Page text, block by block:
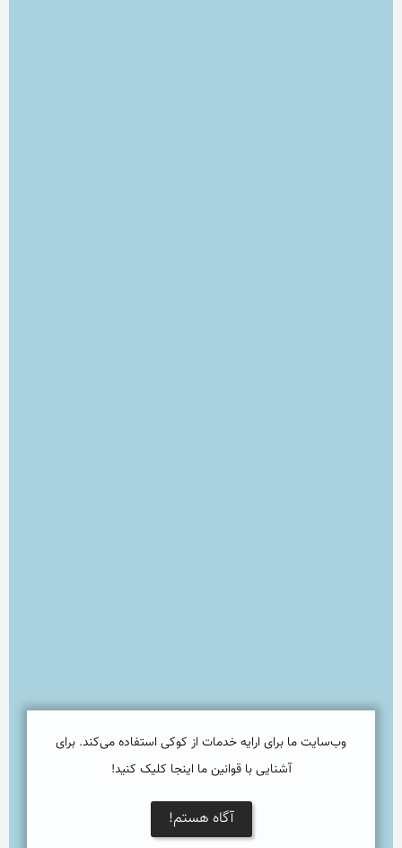
وب‌سایت ما برای ارایه خدمات از کوکی استفاده می‌کند. برای
آشنایی با قوانین ما اینجا کلیک کنید!
آگاه هستم!